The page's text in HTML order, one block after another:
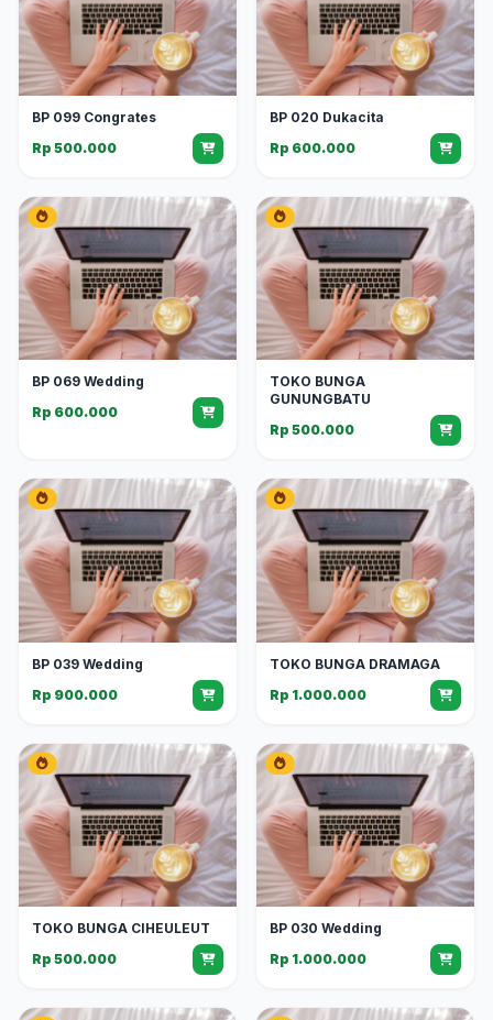
BP 099 Congrates
Rp 500.000
BP 020 Dukacita
Rp 600.000
BP 069 Wedding
Rp 600.000
TOKO BUNGA
GUNUNGBATU
Rp 500.000
BP 039 Wedding
Rp 900.000
TOKO BUNGA DRAMAGA
Rp 1.000.000
TOKO BUNGA CIHEULEUT
Rp 500.000
BP 030 Wedding
Rp 1.000.000